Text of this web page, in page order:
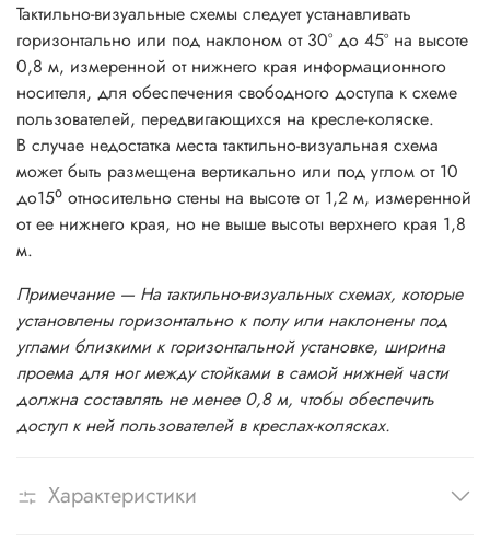
Тактильно-визуальные схемы следует устанавливать
горизонтально или под наклоном от 30° до 45º на высоте
0,8 м, измеренной от нижнего края информационного
носителя, для обеспечения свободного доступа к схеме
пользователей, передвигающихся на кресле-коляске.
В случае недостатка места тактильно-визуальная схема
может быть размещена вертикально или под углом от 10
до15⁰ относительно стены на высоте от 1,2 м, измеренной
от ее нижнего края, но не выше высоты верхнего края 1,8
м.
Примечание — На тактильно-визуальных схемах, которые
установлены горизонтально к полу или наклонены под
углами близкими к горизонтальной установке, ширина
проема для ног между стойками в самой нижней части
должна составлять не менее 0,8 м, чтобы обеспечить
доступ к ней пользователей в креслах-колясках.
Характеристики